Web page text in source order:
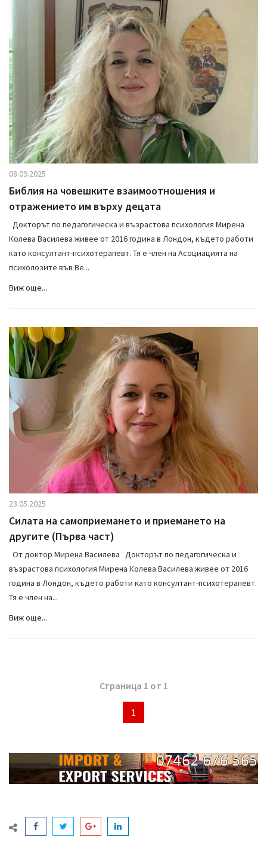
08.09.2025
Библия на човешките взаимоотношения и
отражението им върху децата
Докторът по педагогическа и възрастова психология Мирена
Колева Василева живее от 2016 година в Лондон, където работи
като консултант-психотерапевт. Тя е член на Асоциацията на
психолозите във Ве...
Виж още...
23.05.2025
Силата на самоприемането и приемането на
другите (Първа част)
От доктор Мирена Василева Докторът по педагогическа и
възрастова психология Мирена Колева Василева живее от 2016
година в Лондон, където работи като консултант-психотерапевт.
Тя е член на...
Виж още...
Страница 1 от 1
1